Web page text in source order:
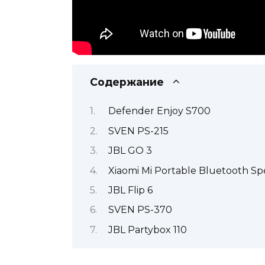
Содержание
Defender Enjoy S700
SVEN PS-215
JBL GO 3
Xiaomi Mi Portable Bluetooth
JBL Flip 6
SVEN PS-370
JBL Partybox 110